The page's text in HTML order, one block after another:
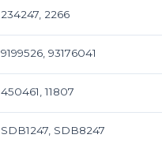
234247, 2266
9199526, 93176041
450461, 11807
SDB1247, SDB8247